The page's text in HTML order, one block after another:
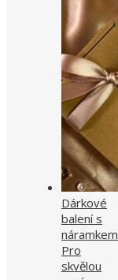
Dárkové
balení s
náramkem
Pro
skvělou